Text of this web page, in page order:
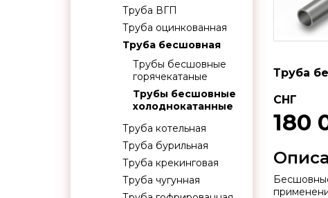
Труба ВГП
Труба оцинкованная
Труба бесшовная
Трубы бесшовные
горячекатаные
Трубы бесшовные
холоднокатанные
Труба котельная
Труба бурильная
Труба крекинговая
Труба чугунная
Труба
СНГ
180